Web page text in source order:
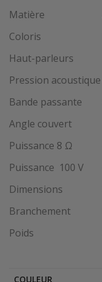
Matière
Coloris
Haut-parleurs
Pression acoustique
Bande passante
Angle couvert
Puissance 8 Ω
Puissance 100 V
Dimensions
Branchement
Poids
COULEUR